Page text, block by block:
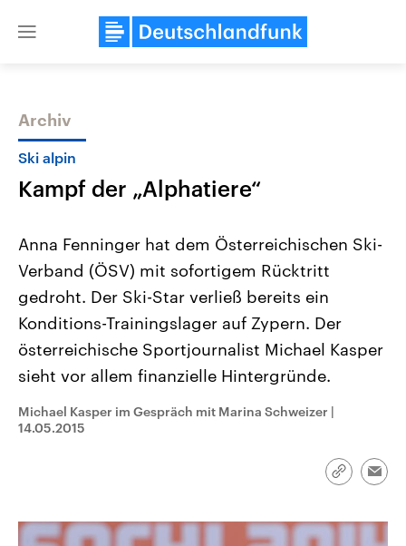
Close
Themen
Landtagswahl Sachsen-Anhalt
2026
Alle Informationen
Sachsen-Anhalt wählt am 6.
September 2026 einen neuen
Bundesland von einer Koalition aus
CDU, SPD und FDP regiert.-
Umfragen, Prognosen,
USA
Aktuelle Beiträge,
Hintergründe
Wirtschaftlich und
gehören die Vereinigten
den mächtigsten Ländern
mit großem Einfluss auf
aktuelle Weltgeschehen.
Archiv
Ski alpin
Kampf der „Alphatiere“
Anna Fenninger hat dem Österreichischen Ski-
Verband (ÖSV) mit sofortigem Rücktritt
gedroht. Der Ski-Star verließ bereits ein
Konditions-Trainingslager auf Zypern. Der
österreichische Sportjournalist Michael Kasper
sieht vor allem finanzielle Hintergründe.
Michael Kasper im Gespräch mit Marina Schweizer |
14.05.2015
Link